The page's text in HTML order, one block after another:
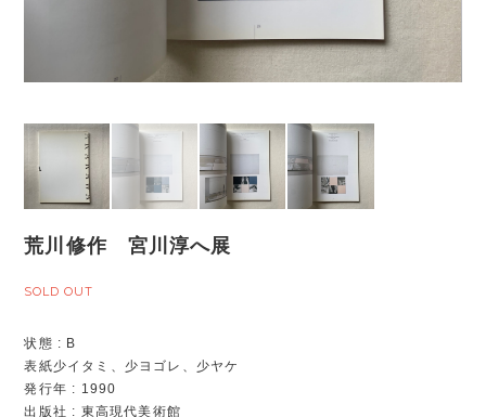
荒川修作 宮川淳へ展
SOLD OUT
状態 : B
表紙少イタミ、少ヨゴレ、少ヤケ
発行年 : 1990
出版社 : 東高現代美術館